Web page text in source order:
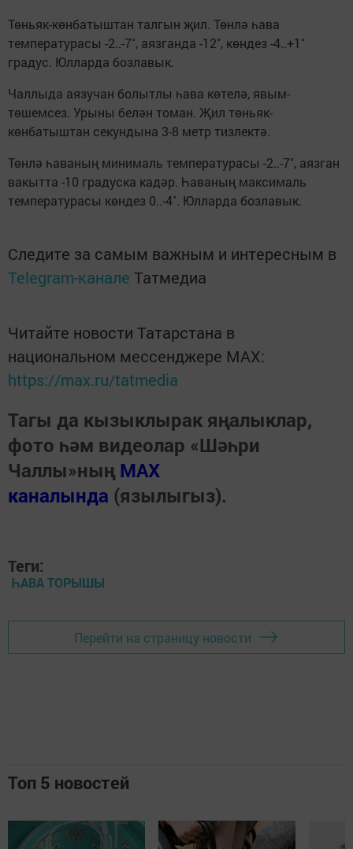
Төньяк-көнбатыштан талгын җил. Төнлә һава
температурасы -2..-7˚, аязганда -12˚, көндез -4..+1˚
градус. Юлларда бозлавык.
Чаллыда аязучан болытлы һава көтелә, явым-
төшемсез. Урыны белән томан. Җил төньяк-
көнбатыштан секундына 3-8 метр тизлектә.
Төнлә һаваның минималь температурасы -2..-7˚, аязган
вакытта -10 градуска кадәр. Һаваның максималь
температурасы көндез 0..-4˚. Юлларда бозлавык.
Следите за самым важным и интересным в
Telegram-канале Татмедиа
Читайте новости Татарстана в
национальном мессенджере MАХ:
https://max.ru/tatmedia
Тагы да кызыклырак яңалыклар,
фото һәм видеолар «Шәһри
Чаллы»ның MAX
каналында (язылыгыз).
Теги:
ҺАВА ТОРЫШЫ
Перейти на страницу новости
Топ 5 новостей